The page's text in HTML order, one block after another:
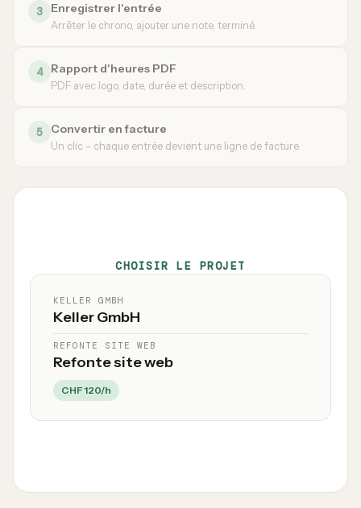
3 Enregistrer l'entrée
Arrêter le chrono, ajouter une note, terminé.
4 Rapport d'heures PDF
PDF avec logo, date, durée et description.
5 Convertir en facture
Un clic – chaque entrée devient une ligne de facture.
CHOISIR LE PROJET
KELLER GMBH
Keller GmbH
REFONTE SITE WEB
Refonte site web
CHF 120/h